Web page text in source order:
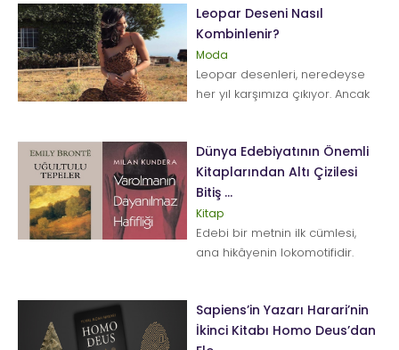
Leopar Deseni Nasıl
Kombinlenir?
Moda
Leopar desenleri, neredeyse
her yıl karşımıza çıkıyor. Ancak
Dünya Edebiyatının Önemli
Kitaplarından Altı Çizilesi
Bitiş ...
Kitap
Edebi bir metnin ilk cümlesi,
ana hikâyenin lokomotifidir.
Sapiens’in Yazarı Harari’nin
İkinci Kitabı Homo Deus’dan